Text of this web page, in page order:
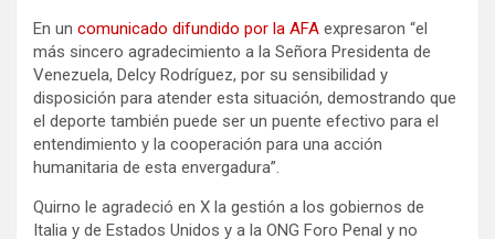
En un comunicado difundido por la AFA expresaron “el
más sincero agradecimiento a la Señora Presidenta de
Venezuela, Delcy Rodríguez, por su sensibilidad y
disposición para atender esta situación, demostrando que
el deporte también puede ser un puente efectivo para el
entendimiento y la cooperación para una acción
humanitaria de esta envergadura”.
Quirno le agradeció en X la gestión a los gobiernos de
Italia y de Estados Unidos y a la ONG Foro Penal y no